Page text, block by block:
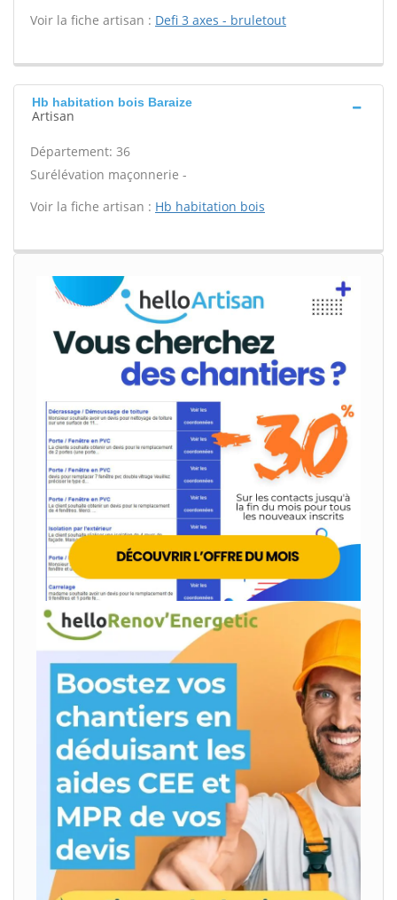
Voir la fiche artisan : Defi 3 axes - bruletout
Hb habitation bois Baraize
Artisan
Département: 36
Surélévation maçonnerie -
Voir la fiche artisan : Hb habitation bois